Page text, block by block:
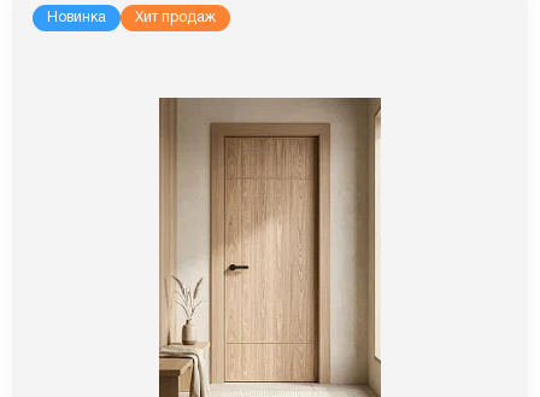
Новинка Хит продаж